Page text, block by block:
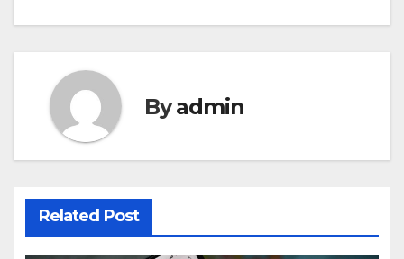
Byadmin
Related Post